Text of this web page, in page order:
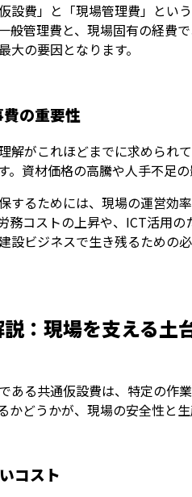
設費」と「現場管理費」とい
般管理費と、現場固有の経費
の要因となります。
の重要性
解がこれほどまでに求められ
。資材価格の高騰や人手不足
するためには、現場の運営効
務コストの上昇や、ICT活用
設ビジネスで生き残るための
：現場を支える土
ある共通仮設費は、特定の作
かどうかが、現場の安全性と
コスト